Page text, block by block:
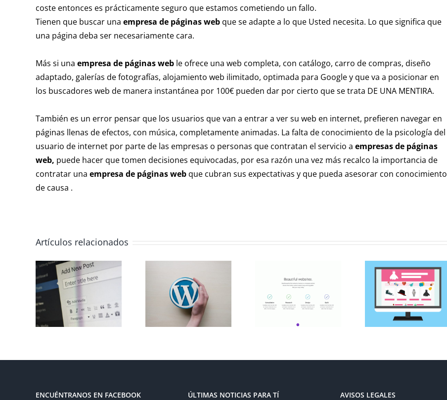
coste entonces es prácticamente seguro que estamos cometiendo un fallo.
Tienen que buscar una empresa de páginas web que se adapte a lo que Usted necesita. Lo que significa que
una página deba ser necesariamente cara.
Más si una empresa de páginas web le ofrece una web completa, con catálogo, carro de compras, diseño
adaptado, galerías de fotografías, alojamiento web ilimitado, optimada para Google y que va a posicionar en
los buscadores web de manera instantánea por 100€ pueden dar por cierto que se trata DE UNA MENTIRA.
También es un error pensar que los usuarios que van a entrar a ver su web en internet, prefieren navegar en
páginas llenas de efectos, con música, completamente animadas. La falta de conocimiento de la psicología del
usuario de internet por parte de las empresas o personas que contratan el servicio a empresas de páginas
web, puede hacer que tomen decisiones equivocadas, por esa razón una vez más recalco la importancia de
contratar una empresa de páginas web que cubran sus expectativas y que pueda asesorar con conocimiento
de causa .
Artículos relacionados
Aprendiendo
sobre
WordPress
Editor de
texto para
tu web
Tu tienda
online, 9
pasos
ENCUÉNTRANOS EN FACEBOOK ÚLTIMAS NOTICIAS PARA TÍ AVISOS LEGALES